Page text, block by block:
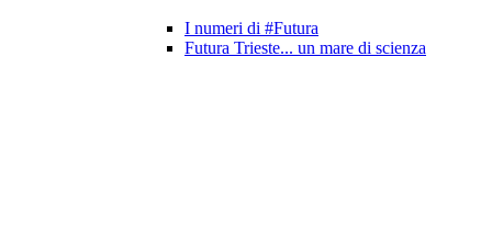
I numeri di #Futura
Futura Trieste... un mare di scienza